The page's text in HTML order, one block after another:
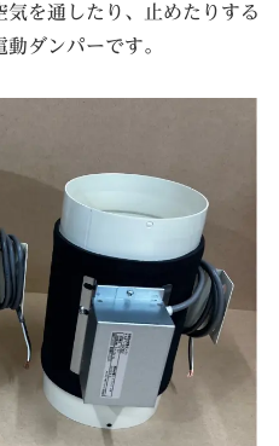
気を通したり、止めたりする
ダンパーです。